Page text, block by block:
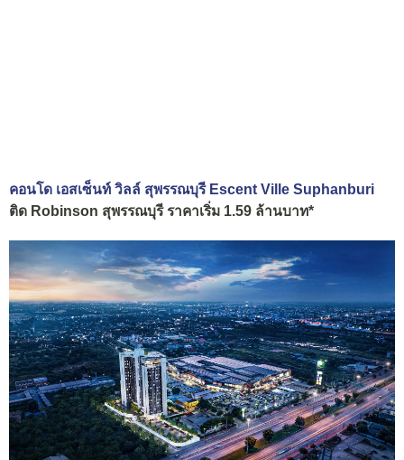
คอนโด เอสเซ็นท์ วิลล์ สุพรรณบุรี Escent Ville Suphanburi
ติด Robinson สุพรรณบุรี ราคาเริ่ม 1.59 ล้านบาท*